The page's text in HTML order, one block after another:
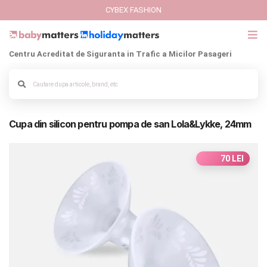
Italbaby Collections
CARUCIOARE COPII
SCAUNE AUTO
SCOICI AUTO
CYBEX FASHION
Centru Acreditat de Siguranta in Trafic a Micilor Pasageri
Cupa din silicon pentru pompa de san Lola&Lykke, 24mm
70 LEI